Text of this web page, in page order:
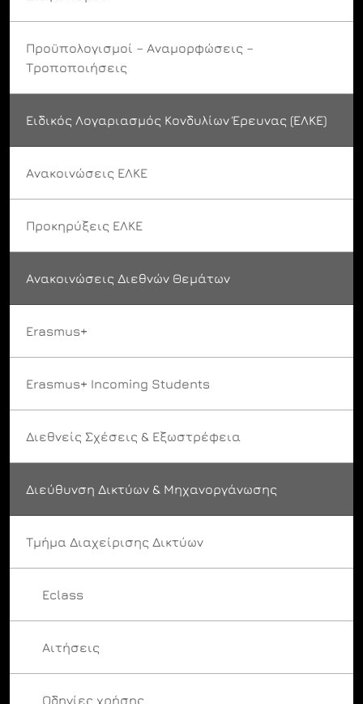
Προϋπολογισμοί – Αναμορφώσεις –
Τροποποιήσεις
Ειδικός Λογαριασμός Κονδυλίων Έρευνας (ΕΛΚΕ)
Ανακοινώσεις ΕΛΚΕ
Προκηρύξεις ΕΛΚΕ
Ανακοινώσεις Διεθνών Θεμάτων
Erasmus+
Erasmus+ Incoming Students
Διεθνείς Σχέσεις & Εξωστρέφεια
Διεύθυνση Δικτύων & Μηχανοργάνωσης
Τμήμα Διαχείρισης Δικτύων
Eclass
Αιτήσεις
Οδηγίες χρήσης